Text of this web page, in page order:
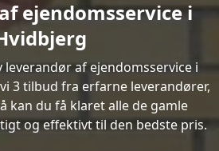
ejendomsservice i
leverandør af ejendomsservice i
3 tilbud fra erfarne leverandører,
kan du få klaret alle de gamle
og effektivt til den bedste pris.